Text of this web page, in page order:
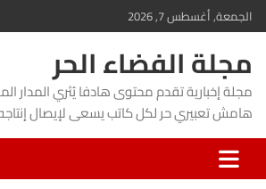
Skip
to
content
الجمعة, أغسطس 7, 2026
مجلة الفضاء الحر
مجلة إخبارية تقدم محتوى هادفا يُثري المدار
هامش تعبيري حر لكل كاتب يسعى لإيصال